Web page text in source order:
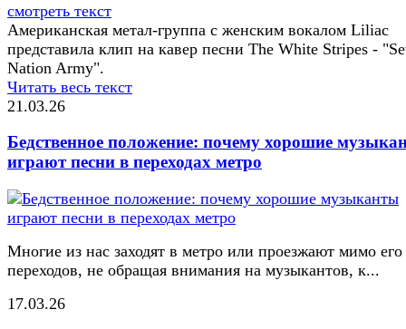
смотреть текст
Американская метал-группа с женским вокалом Liliac
представила клип на кавер песни The White Stripes -
Nation Army".
Читать весь текст
21.03.26
Бедственное положение: почему хорошие
играют песни в переходах метро
Многие из нас заходят в метро или проезжают мимо его
переходов, не обращая внимания на музыкантов, к...
17.03.26